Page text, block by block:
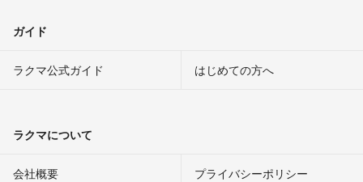
ガイド
ラクマ公式ガイド はじめての方へ
ラクマについて
会社概要 プライバシーポリシー